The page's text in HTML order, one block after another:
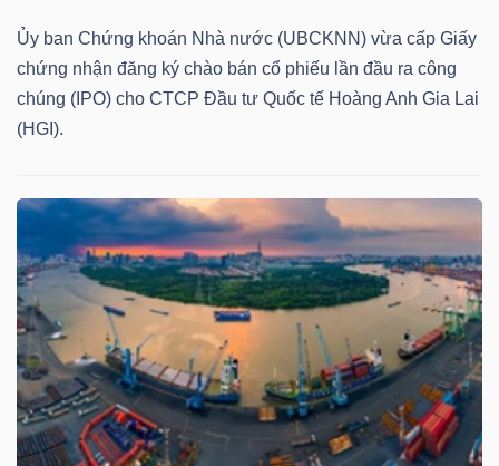
Ủy ban Chứng khoán Nhà nước (UBCKNN) vừa cấp Giấy
chứng nhận đăng ký chào bán cổ phiếu lần đầu ra công
chúng (IPO) cho CTCP Đầu tư Quốc tế Hoàng Anh Gia Lai
(HGI).
TRUY
XUẤT
DỮ
Ngành
(-)
VS-
SECTOR